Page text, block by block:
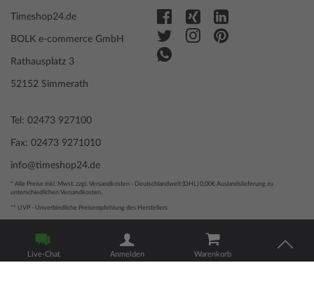
Live-Chat Anmelden Warenkorb
Timeshop24.de
BOLK e-commerce GmbH
Rathausplatz 3
52152 Simmerath
Tel: 02473 927100
Fax: 02473 9271010
info@timeshop24.de
* Alle Preise inkl. Mwst. zzgl. Versandkosten - Deutschlandweit (DHL) 0,00€ Auslandslieferung zu
unterschiedlichen Versandkosten.
** UVP - Unverbindliche Preisempfehlung des Herstellers
© 2004 - 2026, BOLK e-commerce GmbH | Technische Umsetzung
durchwww.mediarox.de